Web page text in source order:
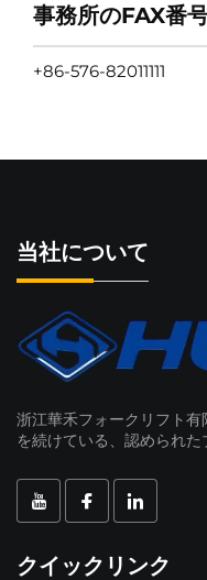
事務所のFAX番
+86-576-82011111
当社について
浙江華禾フォークリフト
を続けている、認められた
クイックリンク